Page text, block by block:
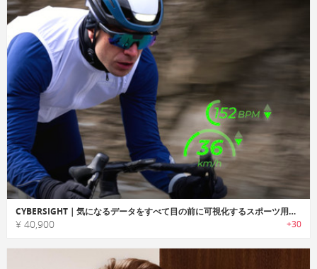
CYBERSIGHT｜気になるデータをすべて目の前に可視化するスポーツ用スマートグラス
¥ 40,900 +30